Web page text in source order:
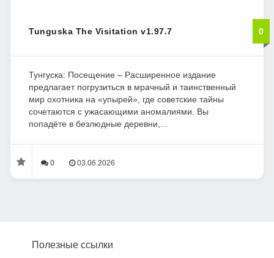
Tunguska The Visitation v1.97.7 0
Тунгуска: Посещение – Расширенное издание
предлагает погрузиться в мрачный и таинственный
мир охотника на «упырей», где советские тайны
сочетаются с ужасающими аномалиями. Вы
попадёте в безлюдные деревни,...
0 03.06.2026
Полезные ссылки